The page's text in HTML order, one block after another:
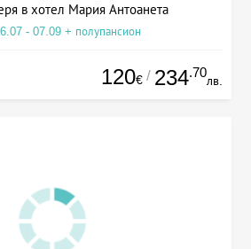
в хотел Мария Антоанета
- 07.09 + полупансион
120€ / 234.70
лв.